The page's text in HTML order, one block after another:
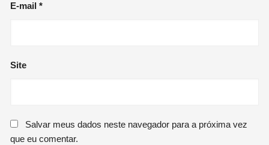
E-mail*
Site
Salvar meus dados neste navegador para a próxima vez
que eu comentar.